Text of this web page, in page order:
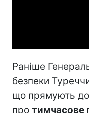
Раніше
безпеки
що прямують до
про тимчасове